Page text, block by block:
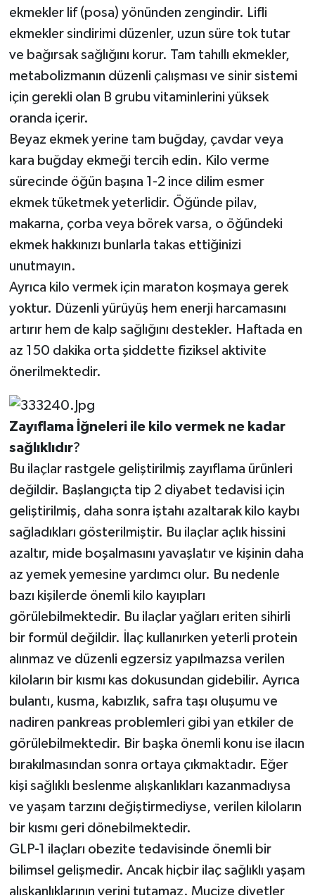
ekmekler lif (posa) yönünden zengindir. Lifli
ekmekler sindirimi düzenler, uzun süre tok tutar
ve bağırsak sağlığını korur. Tam tahıllı ekmekler,
metabolizmanın düzenli çalışması ve sinir sistemi
için gerekli olan B grubu vitaminlerini yüksek
oranda içerir.
Beyaz ekmek yerine tam buğday, çavdar veya
kara buğday ekmeği tercih edin. Kilo verme
sürecinde öğün başına 1-2 ince dilim esmer
ekmek tüketmek yeterlidir. Öğünde pilav,
makarna, çorba veya börek varsa, o öğündeki
ekmek hakkınızı bunlarla takas ettiğinizi
unutmayın.
Ayrıca kilo vermek için maraton koşmaya gerek
yoktur. Düzenli yürüyüş hem enerji harcamasını
artırır hem de kalp sağlığını destekler. Haftada en
az 150 dakika orta şiddette fiziksel aktivite
önerilmektedir.
Zayıflama İğneleri ile kilo vermek ne kadar
sağlıklıdır?
Bu ilaçlar rastgele geliştirilmiş zayıflama ürünleri
değildir. Başlangıçta tip 2 diyabet tedavisi için
geliştirilmiş, daha sonra iştahı azaltarak kilo kaybı
sağladıkları gösterilmiştir. Bu ilaçlar açlık hissini
azaltır, mide boşalmasını yavaşlatır ve kişinin daha
az yemek yemesine yardımcı olur. Bu nedenle
bazı kişilerde önemli kilo kayıpları
görülebilmektedir. Bu ilaçlar yağları eriten sihirli
bir formül değildir. İlaç kullanırken yeterli protein
alınmaz ve düzenli egzersiz yapılmazsa verilen
kiloların bir kısmı kas dokusundan gidebilir. Ayrıca
bulantı, kusma, kabızlık, safra taşı oluşumu ve
nadiren pankreas problemleri gibi yan etkiler de
görülebilmektedir. Bir başka önemli konu ise ilacın
bırakılmasından sonra ortaya çıkmaktadır. Eğer
kişi sağlıklı beslenme alışkanlıkları kazanmadıysa
ve yaşam tarzını değiştirmediyse, verilen kiloların
bir kısmı geri dönebilmektedir.
GLP-1 ilaçları obezite tedavisinde önemli bir
bilimsel gelişmedir. Ancak hiçbir ilaç sağlıklı yaşam
alışkanlıklarının yerini tutamaz. Mucize diyetler